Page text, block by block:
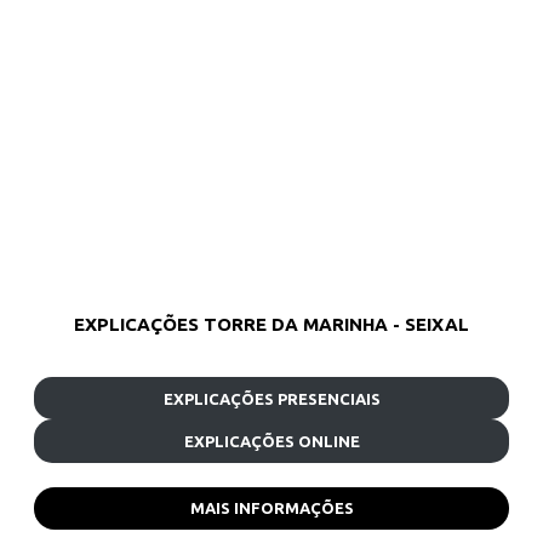
EXPLICAÇÕES TORRE DA MARINHA - SEIXAL
EXPLICAÇÕES PRESENCIAIS
EXPLICAÇÕES ONLINE
MAIS INFORMAÇÕES